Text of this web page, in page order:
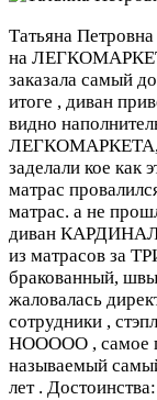
Татьяна
на
заказала самый
итоге , диван
видно
ЛЕГКОМАРКЕТА,
заделали кое
матрас
матрас. а не
диван КАРДИНАЛ,
из матрасов за
бракованный,
жаловалась
сотрудники ,
НООООО , самое
называемый
лет . Достоинства: